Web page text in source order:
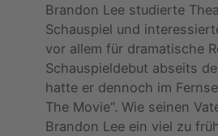
Brandon Lee studierte
Schauspiel und
vor allem für dramatische
Schauspieldebut abseits
hatte er dennoch im
The Movie“. Wie seinen
Brandon Lee ein viel zu